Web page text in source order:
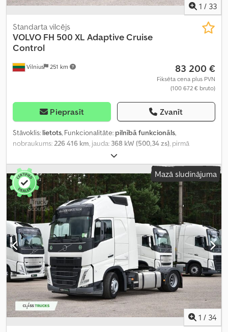
1 / 33
Vilnius 251 km
Standarta vilcējs
VOLVO FH 500 XL Adaptive Cruise
Control
83 200 €
Fiksēta cena plus PVN
(100 672 € bruto)
Pieprasīt Zvanīt
Stāvoklis: lietots, Funkcionalitāte: pilnībā funkcionāls,
nobraukums:226 416 km, jauda: 368 kW (500,34 zs), pirmā
, degvielas veids:
svars:8 178 kg, asu konfigurācija:4x2, riteņu bāze:380 mm, krāsa:
balts, pārnesuma veids:automātisks, emisijas klase:Euro 6,
Ražošanas gads:2025, cilindru skaits:6, dzinēja tilpums:12 777 cm³ ,
stūres rata pozīcija:kreisais, Aprīkojums:pilna apkope vēsture,
stūres pastiprinātājs,
Mazā sludinājuma
1 / 34